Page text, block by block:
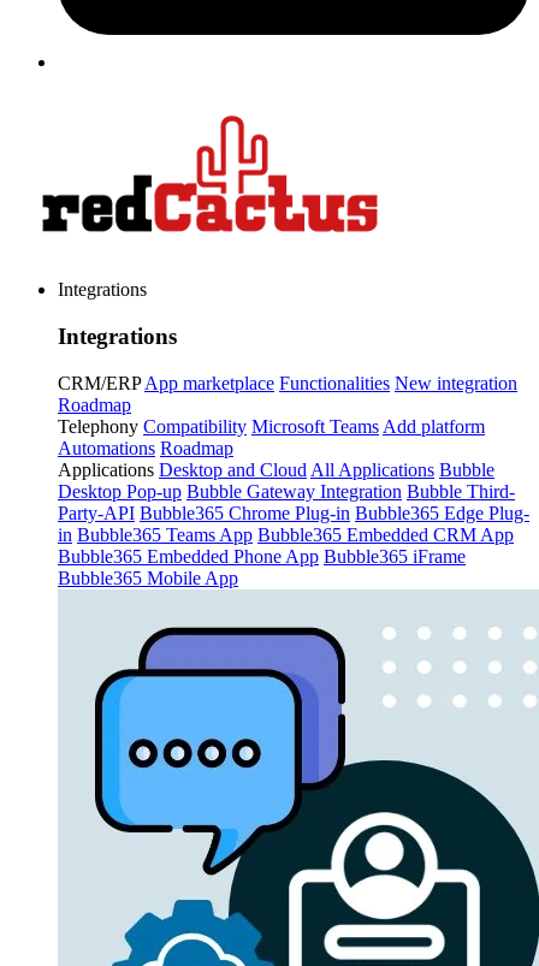
Integrations
Integrations
CRM/ERP App marketplace Functionalities New integration
Roadmap
Telephony Compatibility Microsoft Teams Add platform
Automations Roadmap
Applications Desktop and Cloud All Applications Bubble
Desktop Pop-up Bubble Gateway Integration Bubble Third-
Party-API Bubble365 Chrome Plug-in Bubble365 Edge Plug-
in Bubble365 Teams App Bubble365 Embedded CRM App
Bubble365 Embedded Phone App Bubble365 iFrame
Bubble365 Mobile App